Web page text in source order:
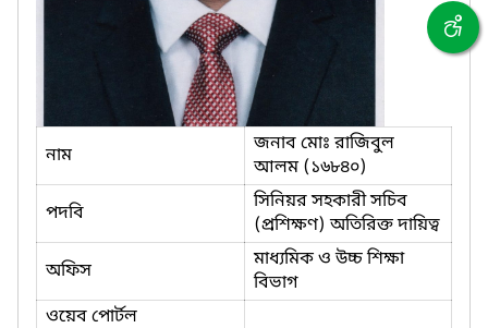
নাম
জনাব মোঃ রাজিবুল
আলম (১৬৮৪০)
পদবি
সিনিয়র সহকারী সচিব
(প্রশিক্ষণ) অতিরিক্ত দায়িত্ব
অফিস
মাধ্যমিক ও উচ্চ শিক্ষা
বিভাগ
ওয়েব পোর্টল